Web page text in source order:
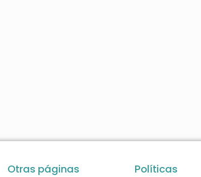
Otras páginas Políticas